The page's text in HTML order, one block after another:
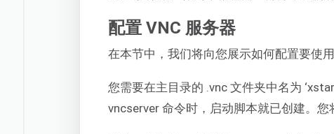
配置 VNC 服务器
在本节中，我们将向您展示如何配置要使
您需要在主目录的 .vnc 文件夹中名为
vncserver 命令时，启动脚本就已创建。您